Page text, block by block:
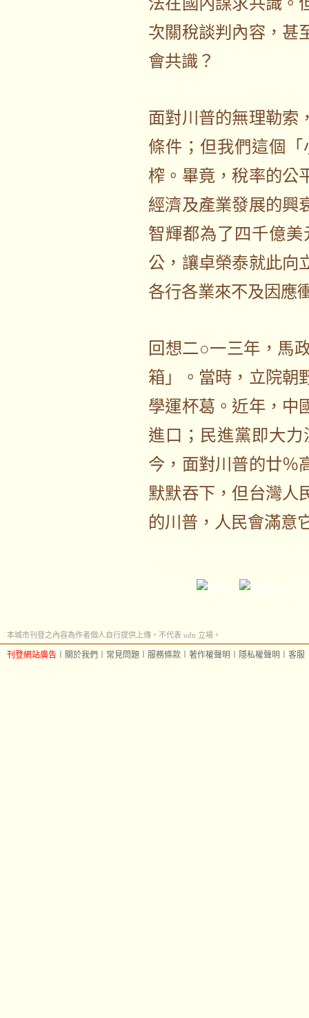
次關稅談判內容，甚
會共識？
面對川普的無理勒索
條件；但我們這個
榨。畢竟，稅率的公
經濟及產業發展的興
智輝都為了四千億
公，讓卓榮泰就此向
各行各業來不及因應
回想二○一三年，馬
箱」。當時，立院朝
學運杯葛。近年，中
進口；民進黨即大
今，面對川普的廿％
默默吞下，但台灣人
的川普，人民會滿意
本城市刊登之內容為作者個人自行提供上傳，不代表 udn 立場。
刊登網站廣告 關於我們 常見問題 服務條款 著作權聲明 隱私權聲明 客服